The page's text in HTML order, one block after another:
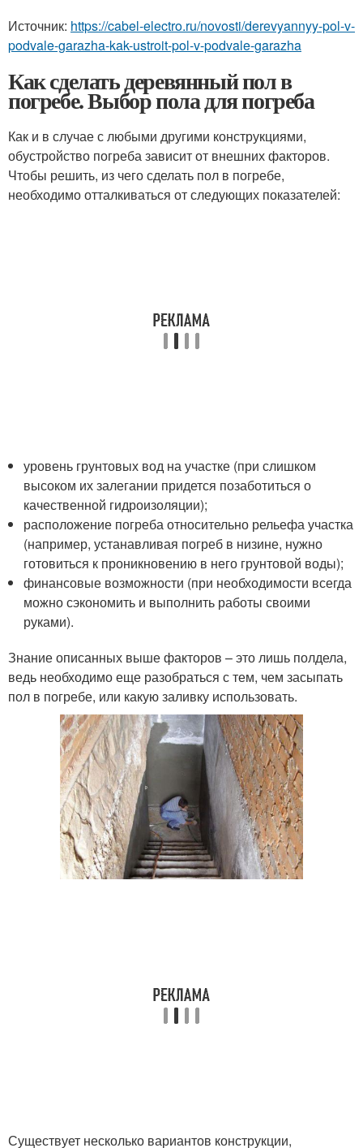
Источник: https://cabel-electro.ru/novosti/derevyannyy-pol-v-
podvale-garazha-kak-ustroit-pol-v-podvale-garazha
Как сделать деревянный пол в
погребе. Выбор пола для погреба
Как и в случае с любыми другими конструкциями,
обустройство погреба зависит от внешних факторов.
Чтобы решить, из чего сделать пол в погребе,
необходимо отталкиваться от следующих показателей:
уровень грунтовых вод на участке (при слишком
высоком их залегании придется позаботиться о
качественной гидроизоляции);
расположение погреба относительно рельефа участка
(например, устанавливая погреб в низине, нужно
готовиться к проникновению в него грунтовой воды);
финансовые возможности (при необходимости всегда
можно сэкономить и выполнить работы своими
руками).
Знание описанных выше факторов – это лишь полдела,
ведь необходимо еще разобраться с тем, чем засыпать
пол в погребе, или какую заливку использовать.
Существует несколько вариантов конструкции,